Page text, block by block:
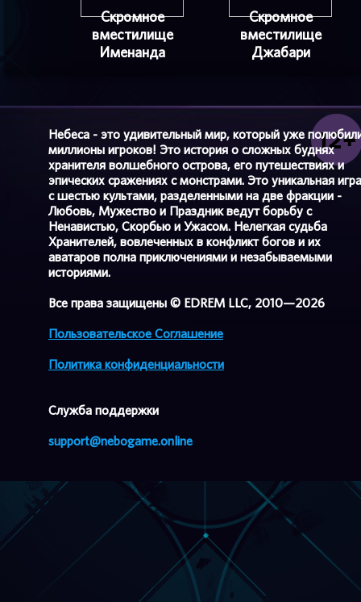
Скромное
вместилище
Именанда
Скромное
вместилище
Джабари
Небеса - это удивительный мир, который уже
миллионы игроков! Это история о сложных буднях
хранителя волшебного острова, его путешествиях и
эпических сражениях с монстрами. Это уникальная игра
с шестью культами, разделенными на две фракции -
Любовь, Мужество и Праздник ведут борьбу с
Ненавистью, Скорбью и Ужасом. Нелегкая судьба
Хранителей, вовлеченных в конфликт богов и их
аватаров полна приключениями и незабываемыми
историями.
Все права защищены © EDREM LLC, 2010—2026
Пользовательское Соглашение
Политика конфиденциальности
Cлужба поддержки
support@nebogame.online